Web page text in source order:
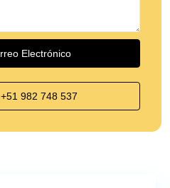
+51 982 748 537